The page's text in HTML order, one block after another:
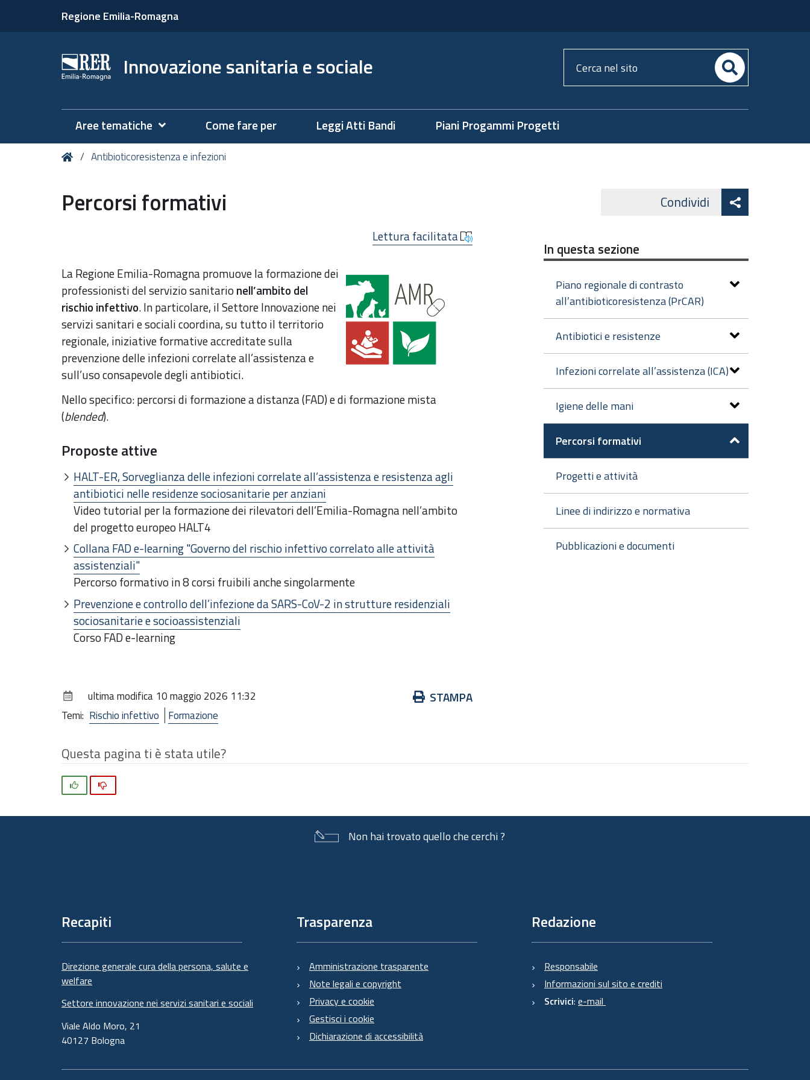
Regione Emilia-Romagna
Innovazione sanitaria e sociale
Cerca
nel
Aree tematiche Come fare per Leggi Atti Bandi Piani Progammi Progetti
Tu HomeAntibioticoresistenza e infezioni
Percorsi formativi
Lettura facilitata
La Regione Emilia-Romagna promuove la formazione dei
professionisti del servizio sanitarionell’ambito del
rischio infettivo. In particolare, il Settore Innovazione nei
servizi sanitari e sociali coordina, su tutto il territorio
regionale, iniziative formative accreditate sulla
prevenzione delle infezioni correlate all’assistenza e
sull’uso consapevole degli antibiotici.
Nello specifico: percorsi di formazione a distanza (FAD) e di formazione mista
(blended).
Proposte attive
HALT-ER, Sorveglianza delle infezioni correlate all’assistenza e resistenza agli
antibiotici nelle residenze sociosanitarie per anziani
Video tutorial per la formazione dei rilevatori dell’Emilia-Romagna nell’ambito
del progetto europeo HALT4
Collana FAD e-learning "Governo del rischio infettivo correlato alle attività
assistenziali"
Percorso formativo in 8 corsi fruibili anche singolarmente
Prevenzione e controllo dell’infezione da SARS-CoV-2 in strutture residenziali
sociosanitarie e socioassistenziali
Corso FAD e-learning
AzioniSTAMPA
ultima modifica 10 maggio 2026 11:32
Temi: Rischio infettivo Formazione
Condividi Facebook
condividi
In questa sezione
Piano regionale di contrasto
all’antibioticoresistenza (PrCAR)
Antibiotici e resistenze
Infezioni correlate all’assistenza (ICA)
Igiene delle mani
Percorsi formativi
Progetti e attività
Linee di indirizzo e normativa
Pubblicazioni e documenti
Questa pagina ti è stata utile?
Non hai trovato quello che cerchi ?
Recapiti
Direzione generale cura della persona, salute e
welfare
Settore innovazione nei servizi sanitari e sociali
Viale Aldo Moro, 21
40127 Bologna
Trasparenza
Amministrazione trasparente
Note legali e copyright
Privacy e cookie
Gestisci i cookie
Dichiarazione di accessibilità
Redazione
Responsabile
Informazioni sul sito e crediti
Scrivici: e-mail